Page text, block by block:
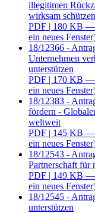
illegitimen
wirksam schützen
PDF | 180 KB —
ein neues
18/12366 -
Unternehmen
unterstützen
PDF | 170 KB —
ein neues
18/12383 -
fördern -
weltweit
PDF | 145 KB —
ein neues
18/12543 -
Partnerschaft für
PDF | 149 KB —
ein neues
18/12545 -
unterstützen